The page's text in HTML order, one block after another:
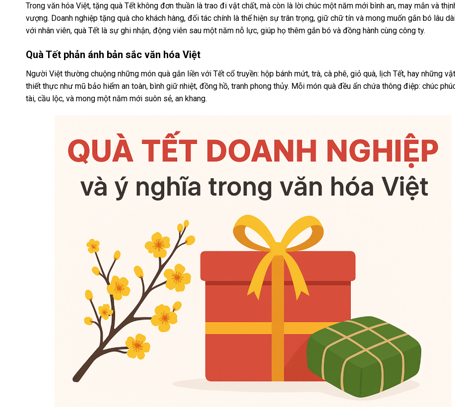
Trong văn hóa Việt, tặng quà Tết không đơn thuần là trao đi vật chất, mà còn là lời chúc một năm mới bình an, may mắn và
vượng. Doanh nghiệp tặng quà cho khách hàng, đối tác chính là thể hiện sự trân trọng, giữ chữ tín và mong muốn gắn bó lâu
với nhân viên, quà Tết là sự ghi nhận, động viên sau một năm nỗ lực, giúp họ thêm gắn bó và đồng hành cùng công ty.
Quà Tết phản ánh bản sắc văn hóa Việt
Người Việt thường chuộng những món quà gắn liền với Tết cổ truyền: hộp bánh mứt, trà, cà phê, giỏ quà, lịch Tết, hay những
thiết thực như mũ bảo hiểm an toàn, bình giữ nhiệt, đồng hồ, tranh phong thủy. Mỗi món quà đều ẩn chứa thông điệp: chúc
tài, cầu lộc, và mong một năm mới suôn sẻ, an khang.